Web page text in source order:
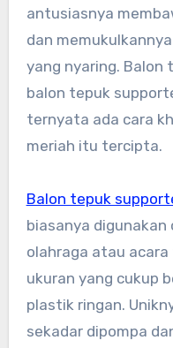
antusiasnya
dan
yang nyaring. Balon
balon tepuk
ternyata ada cara
meriah itu tercipta.
Balon tepuk
biasanya
olahraga atau
ukuran yang cukup
plastik ringan.
sekadar dipompa